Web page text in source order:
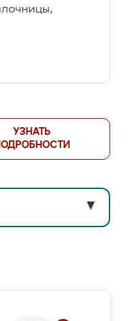
УЗНАТЬ
▼